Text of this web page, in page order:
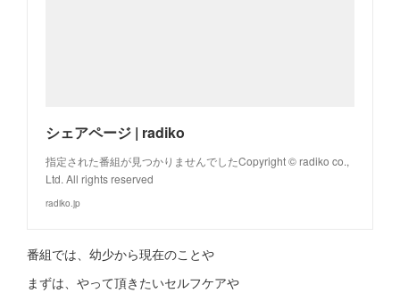
シェアページ | radiko
指定された番組が見つかりませんでしたCopyright © radiko co.,
Ltd. All rights reserved
radiko.jp
番組では、幼少から現在のことや
まずは、やって頂きたいセルフケアや